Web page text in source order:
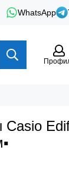
WhatsApp